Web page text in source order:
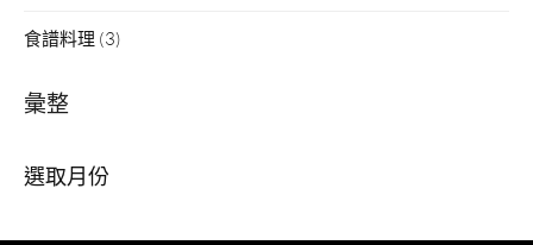
食譜料理 (3)
彙整
整